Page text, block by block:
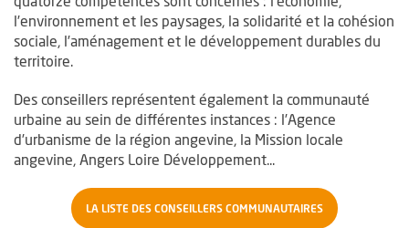
l’environnement et les paysages, la solidarité et la cohésion
sociale, l’aménagement et le développement durables du
territoire.
Des conseillers représentent également la communauté
urbaine au sein de différentes instances : l’Agence
d’urbanisme de la région angevine, la Mission locale
angevine, Angers Loire Développement...
LA LISTE DES CONSEILLERS COMMUNAUTAIRES